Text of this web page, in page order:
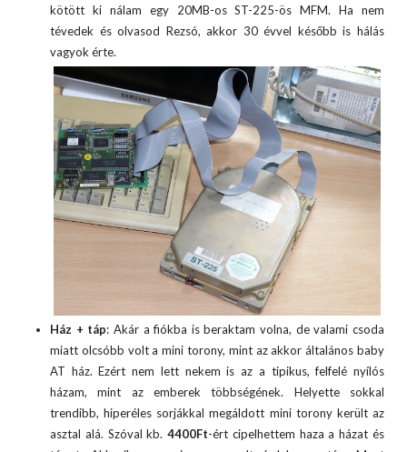
kötött ki nálam egy 20MB-os ST-225-ös MFM. Ha nem
tévedek és olvasod Rezsó, akkor 30 évvel később is hálás
vagyok érte.
Ház + táp: Akár a fiókba is beraktam volna, de valami csoda
miatt olcsóbb volt a mini torony, mint az akkor általános baby
AT ház. Ezért nem lett nekem is az a tipikus, felfelé nyílós
házam, mint az emberek többségének. Helyette sokkal
trendibb, hiperéles sorjákkal megáldott mini torony került az
asztal alá. Szóval kb.4400Ft-ért cipelhettem haza a házat és